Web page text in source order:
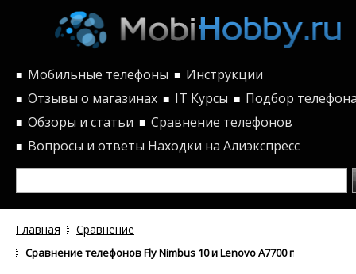
■ Мобильные телефоны ■ Инструкции
■ Отзывы о магазинах ■ IT Курсы ■ Подбор
■ Обзоры и статьи ■ Сравнение телефонов
■ Вопросы и ответы Находки на Алиэкспресс
Главная Сравнение
Сравнение телефонов Fly Nimbus 10 и Lenovo A7700 по